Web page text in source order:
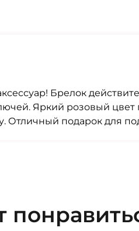
Брелок
Яркий розовый
Отличный подарок для